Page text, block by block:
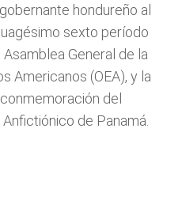
hondureño al
sexto período
General de la
Americanos (OEA), y la
del
de Panamá.